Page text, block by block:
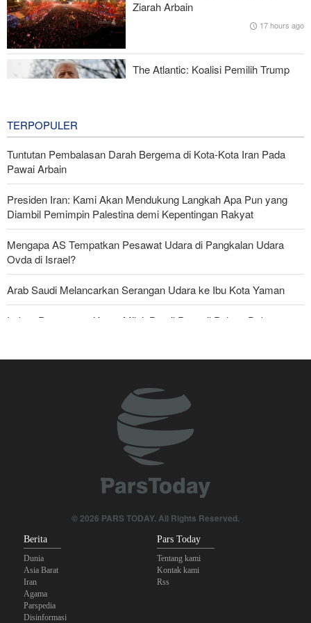
Komitmen Perdagangan 10 Miliar Dolar
Karateka Iran Raih 8 Emas, 3 Perak, dan 8 Perunggu di
Kejuaraan Asia Tengah
Ziarah Arbain
17 hours ago
The Atlantic: Koalisi Pemilih Trump
TERPOPULER
Tuntutan Pembalasan Darah Bergema di Kota-Kota Iran Pada
Pawai Arbain
Presiden Iran: Kami Akan Mendukung Langkah Apa Pun yang
Diambil Pemimpin Palestina demi Kepentingan Rakyat
Mengapa AS Tempatkan Pesawat Udara di Pangkalan Udara
Ovda di Israel?
Arab Saudi Melancarkan Serangan Udara ke Ibu Kota Yaman
Imbas Pernyataan Kasar Milei; Brasil Panggil Pulang Dubes
Militer Yaman Serang Kapal Tanker Minyak Saudi
Tiga Tujuan AS di Balik Eskalasi, dan Mengapa Iran Tetap
Skandal Persenjataan: Dokumen Bocor Ungkap Penjualan Drone
© 2026 PARS TODAY. All Rights Reserved.
Berita
Dunia
Asia Barat
Iran
Agama
Parspedia
Disinformasi
Pars Today
Tentang kami
Kontak kami
Rss